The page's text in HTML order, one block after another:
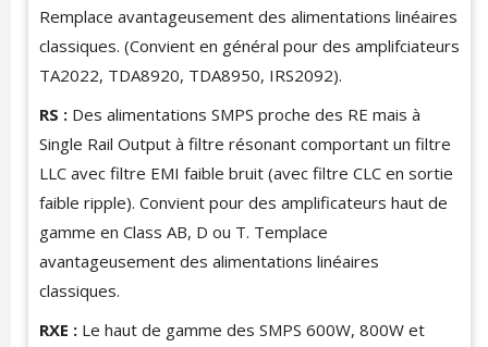
Remplace avantageusement des alimentations linéaires
classiques. (Convient en général pour des amplifciateurs
TA2022, TDA8920, TDA8950, IRS2092).
RS : Des alimentations SMPS proche des RE mais à
Single Rail Output à filtre résonant comportant un filtre
LLC avec filtre EMI faible bruit (avec filtre CLC en sortie
faible ripple). Convient pour des amplificateurs haut de
gamme en Class AB, D ou T. Templace
avantageusement des alimentations linéaires
classiques.
RXE : Le haut de gamme des SMPS 600W, 800W et